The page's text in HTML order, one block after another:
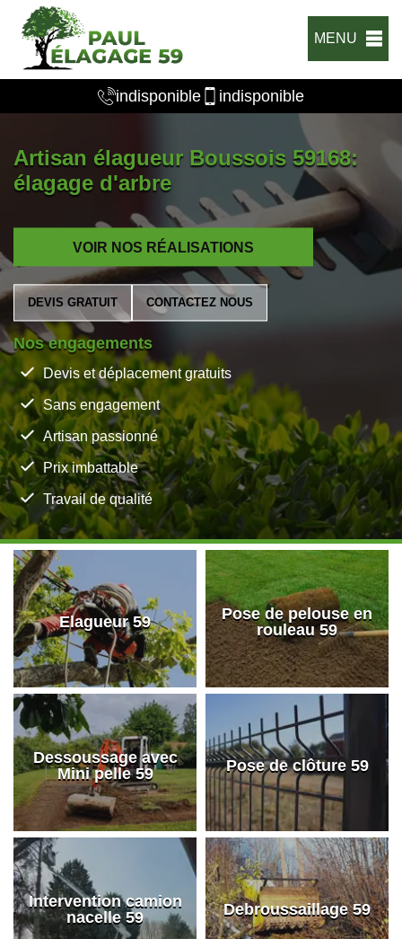
MENU
indisponible indisponible
Artisan élagueur Boussois 59168:
élagage d'arbre
VOIR NOS RÉALISATIONS
DEVIS GRATUIT CONTACTEZ NOUS
Nos engagements
Devis et déplacement gratuits
Sans engagement
Artisan passionné
Prix imbattable
Travail de qualité
Elagueur 59
Pose de pelouse en
rouleau 59
Dessoussage avec
Mini pelle 59
Pose de clôture 59
Intervention camion
nacelle 59
Debroussaillage 59